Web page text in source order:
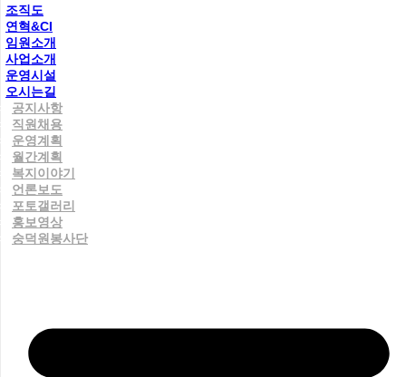
조직도
연혁&CI
임원소개
사업소개
운영시설
오시는길
공지사항
직원채용
운영계획
월간계획
복지이야기
언론보도
포토갤러리
홍보영상
숭덕원봉사단